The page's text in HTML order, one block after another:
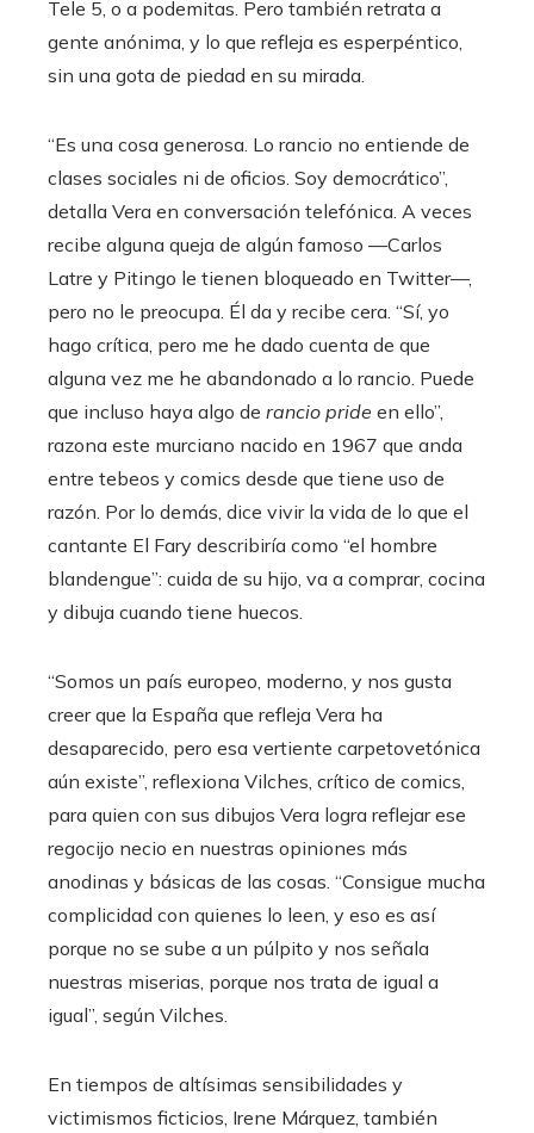
Tele 5, o a podemitas. Pero también retrata a
gente anónima, y lo que refleja es esperpéntico,
sin una gota de piedad en su mirada.
“Es una cosa generosa. Lo rancio no entiende de
clases sociales ni de oficios. Soy democrático”,
detalla Vera en conversación telefónica. A veces
recibe alguna queja de algún famoso —Carlos
Latre y Pitingo le tienen bloqueado en Twitter—,
pero no le preocupa. Él da y recibe cera. “Sí, yo
hago crítica, pero me he dado cuenta de que
alguna vez me he abandonado a lo rancio. Puede
que incluso haya algo de rancio pride en ello”,
razona este murciano nacido en 1967 que anda
entre tebeos y comics desde que tiene uso de
razón. Por lo demás, dice vivir la vida de lo que el
cantante El Fary describiría como “el hombre
blandengue”: cuida de su hijo, va a comprar, cocina
y dibuja cuando tiene huecos.
“Somos un país europeo, moderno, y nos gusta
creer que la España que refleja Vera ha
desaparecido, pero esa vertiente carpetovetónica
aún existe”, reflexiona Vilches, crítico de comics,
para quien con sus dibujos Vera logra reflejar ese
regocijo necio en nuestras opiniones más
anodinas y básicas de las cosas. “Consigue mucha
complicidad con quienes lo leen, y eso es así
porque no se sube a un púlpito y nos señala
nuestras miserias, porque nos trata de igual a
igual”, según Vilches.
En tiempos de altísimas sensibilidades y
victimismos ficticios, Irene Márquez, también